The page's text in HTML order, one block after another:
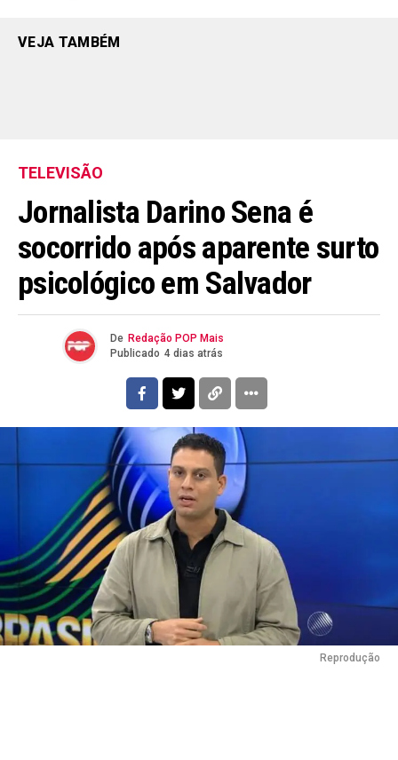
VEJA TAMBÉM
TELEVISÃO
Jornalista Darino Sena é
socorrido após aparente surto
psicológico em Salvador
De Redação POP Mais
Publicado 4 dias atrás
Reprodução